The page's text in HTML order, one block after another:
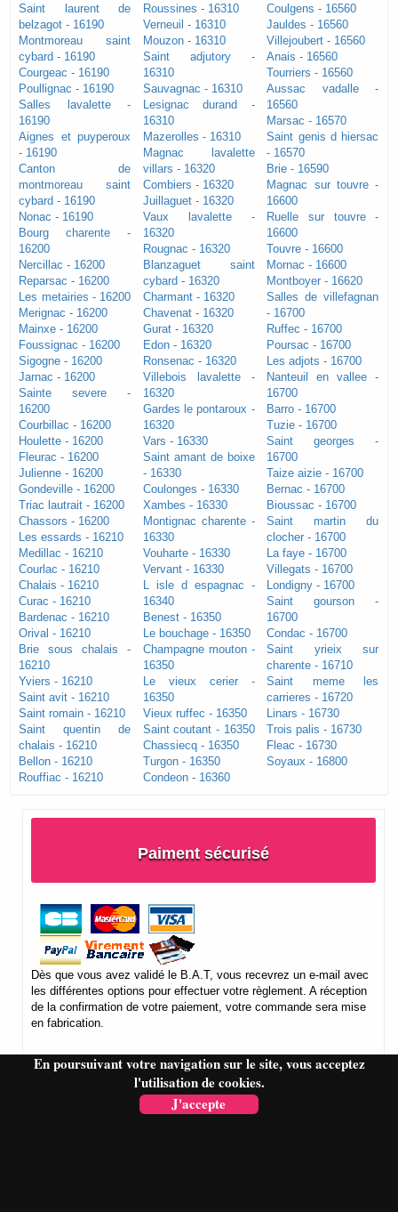
En poursuivant votre navigation sur le site, vous acceptez
l'utilisation de cookies.
J'accepte
Saint laurent de
belzagot - 16190
Montmoreau saint
cybard - 16190
Courgeac - 16190
Poullignac - 16190
Salles lavalette -
16190
Aignes et puyperoux
- 16190
Canton de
montmoreau saint
cybard - 16190
Nonac - 16190
Bourg charente -
16200
Nercillac - 16200
Reparsac - 16200
Les metairies - 16200
Merignac - 16200
Mainxe - 16200
Foussignac - 16200
Sigogne - 16200
Jarnac - 16200
Sainte severe -
16200
Courbillac - 16200
Houlette - 16200
Fleurac - 16200
Julienne - 16200
Gondeville - 16200
Triac lautrait - 16200
Chassors - 16200
Les essards - 16210
Medillac - 16210
Courlac - 16210
Chalais - 16210
Curac - 16210
Bardenac - 16210
Orival - 16210
Brie sous chalais -
16210
Yviers - 16210
Saint avit - 16210
Saint romain - 16210
Saint quentin de
chalais - 16210
Bellon - 16210
Rouffiac - 16210
Roussines - 16310
Verneuil - 16310
Mouzon - 16310
Saint adjutory -
16310
Sauvagnac - 16310
Lesignac durand -
16310
Mazerolles - 16310
Magnac lavalette
villars - 16320
Combiers - 16320
Juillaguet - 16320
Vaux lavalette -
16320
Rougnac - 16320
Blanzaguet saint
cybard - 16320
Charmant - 16320
Chavenat - 16320
Gurat - 16320
Edon - 16320
Ronsenac - 16320
Villebois lavalette -
16320
Gardes le pontaroux -
16320
Vars - 16330
Saint amant de boixe
- 16330
Coulonges - 16330
Xambes - 16330
Montignac charente -
16330
Vouharte - 16330
Vervant - 16330
L isle d espagnac -
16340
Benest - 16350
Le bouchage - 16350
Champagne mouton -
16350
Le vieux cerier -
16350
Vieux ruffec - 16350
Saint coutant - 16350
Chassiecq - 16350
Turgon - 16350
Condeon - 16360
Coulgens - 16560
Jauldes - 16560
Villejoubert - 16560
Anais - 16560
Tourriers - 16560
Aussac vadalle -
16560
Marsac - 16570
Saint genis d hiersac
- 16570
Brie - 16590
Magnac sur touvre -
16600
Ruelle sur touvre -
16600
Touvre - 16600
Mornac - 16600
Montboyer - 16620
Salles de villefagnan
- 16700
Ruffec - 16700
Poursac - 16700
Les adjots - 16700
Nanteuil en vallee -
16700
Barro - 16700
Tuzie - 16700
Saint georges -
16700
Taize aizie - 16700
Bernac - 16700
Bioussac - 16700
Saint martin du
clocher - 16700
La faye - 16700
Villegats - 16700
Londigny - 16700
Saint gourson -
16700
Condac - 16700
Saint yrieix sur
charente - 16710
Saint meme les
carrieres - 16720
Linars - 16730
Trois palis - 16730
Fleac - 16730
Soyaux - 16800
Paiment sécurisé
Dès que vous avez validé le B.A.T, vous recevrez un e-mail avec
les différentes options pour effectuer votre règlement. A réception
de la confirmation de votre paiement, votre commande sera mise
en fabrication.